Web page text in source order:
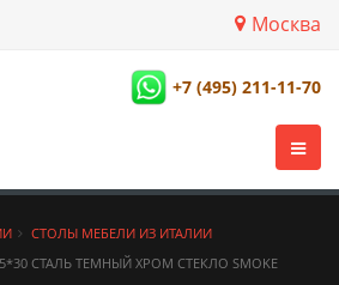
Москва
+7 (495) 211-11-70
СТОЛЫ МЕБЕЛИ ИЗ ИТАЛИИ
СТАЛЬ ТЕМНЫЙ ХРОМ СТЕКЛО SMOKE